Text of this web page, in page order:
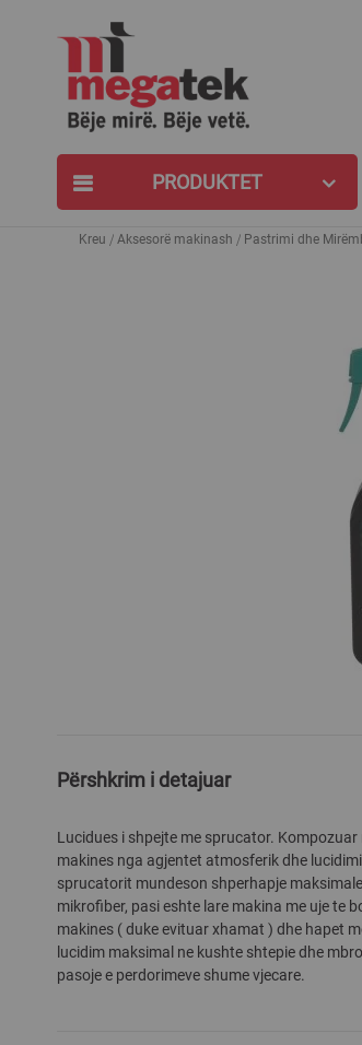
PRODUKTET
Kreu Aksesorë makinash Pastrimi dhe
the
beginning
the
images
gallery
Përshkrim i detajuar
Lucidues i shpejte me sprucator.
makines nga agjentet atmosferik dhe
sprucatorit mundeson shperhapje
mikrofiber, pasi eshte lare makina me uje te
makines ( duke evituar xhamat ) dhe hapet
lucidim maksimal ne kushte shtepie dhe
pasoje e perdorimeve shume vjecare.